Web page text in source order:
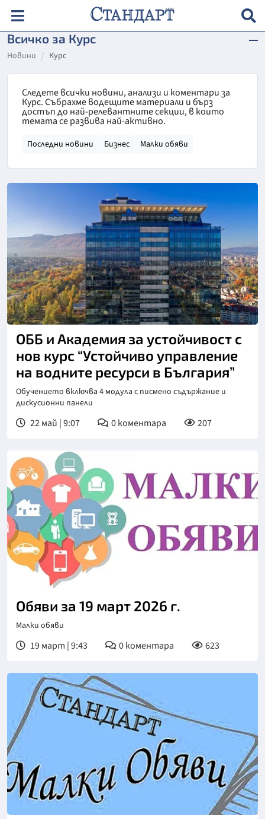
Всичко за Курс
Новини Курс
Следете всички новини, анализи и коментари за
Курс. Събрахме водещите материали и бърз
достъп до най-релевантните секции, в които
темата се развива най-активно.
Последни новини Бизнес Малки обяви
ОББ и Академия за устойчивост с
нов курс “Устойчиво управление
на водните ресурси в България”
Обучението включва 4 модула с писмено съдържание и
дискусионни панели
22 май | 9:07 0коментара 207
Обяви за 19 март 2026 г.
Малки обяви
19 март | 9:43 0коментара 623